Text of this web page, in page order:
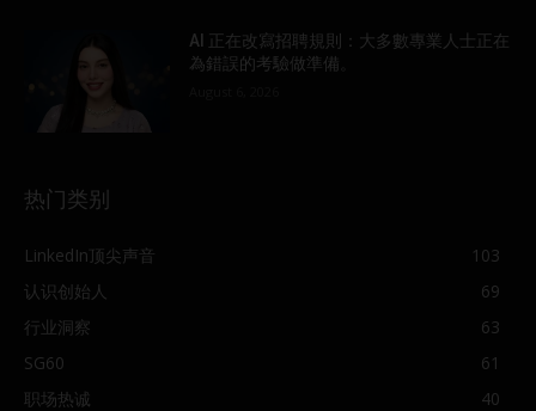
AI 正在改寫招聘規則：大多數專業人士正在
為錯誤的考驗做準備。
热门类别
LinkedIn顶尖声音
103
认识创始人
69
行业洞察
63
SG60
61
职场热诚
40